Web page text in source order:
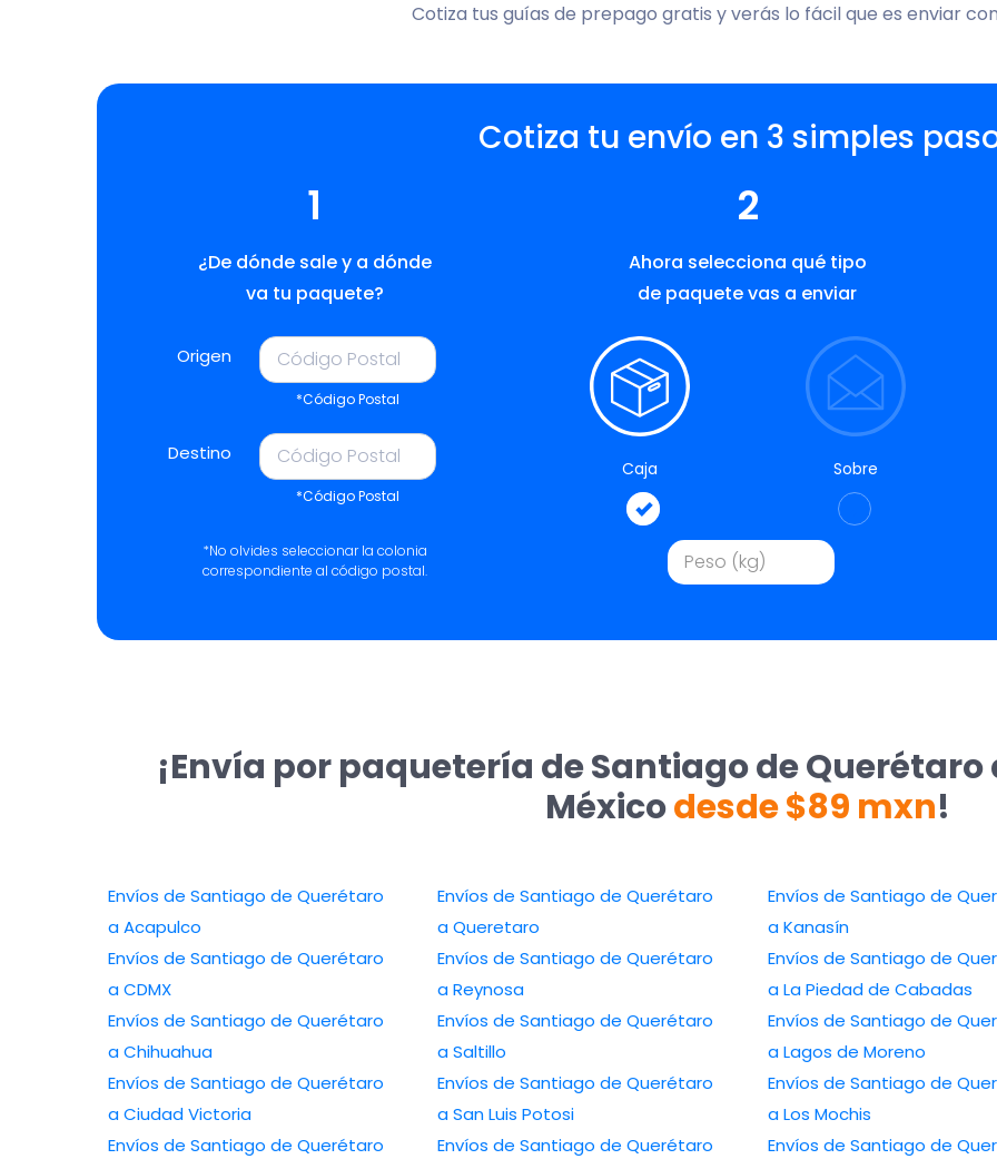
Cotiza tus guías de prepago gratis y verás lo fácil que es enviar
Cotiza tu envío en 3 simples
1
¿De dónde sale y a dónde
va tu paquete?
Origen
*Código Postal
Destino
*Código Postal
*No olvides seleccionar la colonia
correspondiente al código postal.
2
Ahora selecciona qué tipo
de paquete vas a enviar
Caja Sobre
¡Envía por paquetería de Santiago de
Méxicodesde $89 mxn!
Envíos de Santiago de Querétaro
a Acapulco
Envíos de Santiago de Querétaro
a CDMX
Envíos de Santiago de Querétaro
a Chihuahua
Envíos de Santiago de Querétaro
a Ciudad Victoria
Envíos de Santiago de Querétaro
Envíos de Santiago de Querétaro
a Queretaro
Envíos de Santiago de Querétaro
a Reynosa
Envíos de Santiago de Querétaro
a Saltillo
Envíos de Santiago de Querétaro
a San Luis Potosi
Envíos de Santiago de Querétaro
Envíos de Santiago de
a Kanasín
Envíos de Santiago de
a La Piedad de Cabadas
Envíos de Santiago de
a Lagos de Moreno
Envíos de Santiago de
a Los Mochis
Envíos de Santiago de